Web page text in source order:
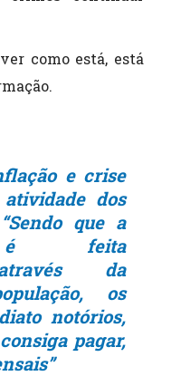
como está, está
e crise
dos
que a
é feita
da
os
notórios,
pagar,